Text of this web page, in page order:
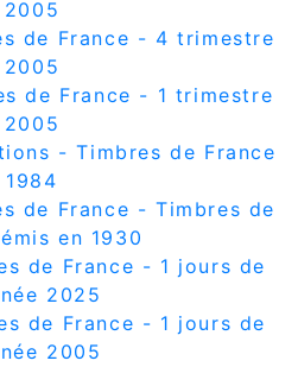
2005
de France - 4 trimestre
2005
de France - 1 trimestre
2005
- Timbres de France
1984
de France - Timbres de
en 1930
de France - 1 jours de
2025
de France - 1 jours de
2005